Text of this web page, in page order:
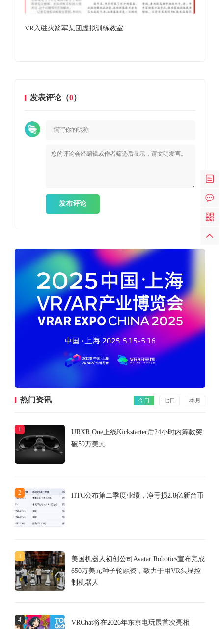
VR入驻火箭军某团虚拟训练教室
发表评论（0）
发布评论
热门资讯 今日 七日 本月
1
URXR One上线Kickstarter后24小时内筹款突
破59万美元
2 HTC公布第二季度业绩，净亏损2.8亿新台币
3
美国机器人初创公司Avatar Robotics宣布完成
650万美元种子轮融资，致力于用VR头显控
制机器人
4 VRChat将在2026年东京电玩展首次亮相